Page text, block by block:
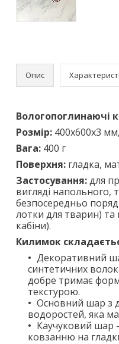
Опис
Вологопоглинаючі
Розмір: 400х600х3
Вага: 400 г
Поверхня: гладка,
Застосування:для
вигляді напольного,
безпосередньо
лотки для тварин) та
кабіни).
Килимок
Декоративний
синтетичних
добре тримає
текстурою.
Основний шар з
водоростей, яка
Каучуковий шар
ковзанню на